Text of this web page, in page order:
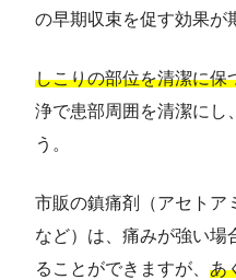
の早期収束を促す効果が
しこりの部位を清潔に保
浄で患部周囲を清潔にし
う。
市販の鎮痛剤（アセトア
など）は、痛みが強い場
ることができますが、 あ